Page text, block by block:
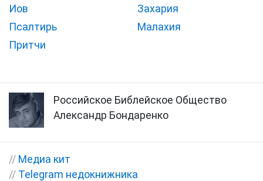
Иов
Псалтирь
Притчи
Захария
Малахия
Российское Библейское Общество
Александр Бондаренко
// Медиа кит
// Telegram недокнижника